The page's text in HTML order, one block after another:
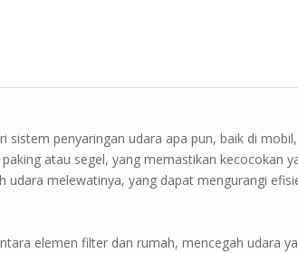
sistem penyaringan udara apa pun, baik di
atau segel, yang memastikan kecocokan
udara melewatinya, yang dapat mengurangi
elemen filter dan rumah, mencegah udara